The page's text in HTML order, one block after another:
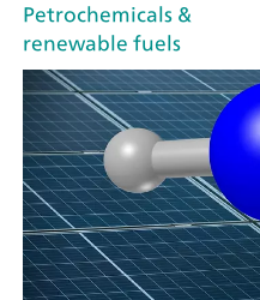
Petrochemicals &
renewable fuels